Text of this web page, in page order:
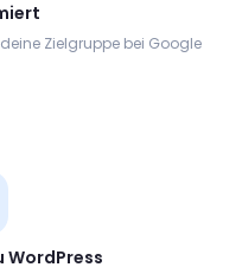
Zielgruppe bei Google
WordPress